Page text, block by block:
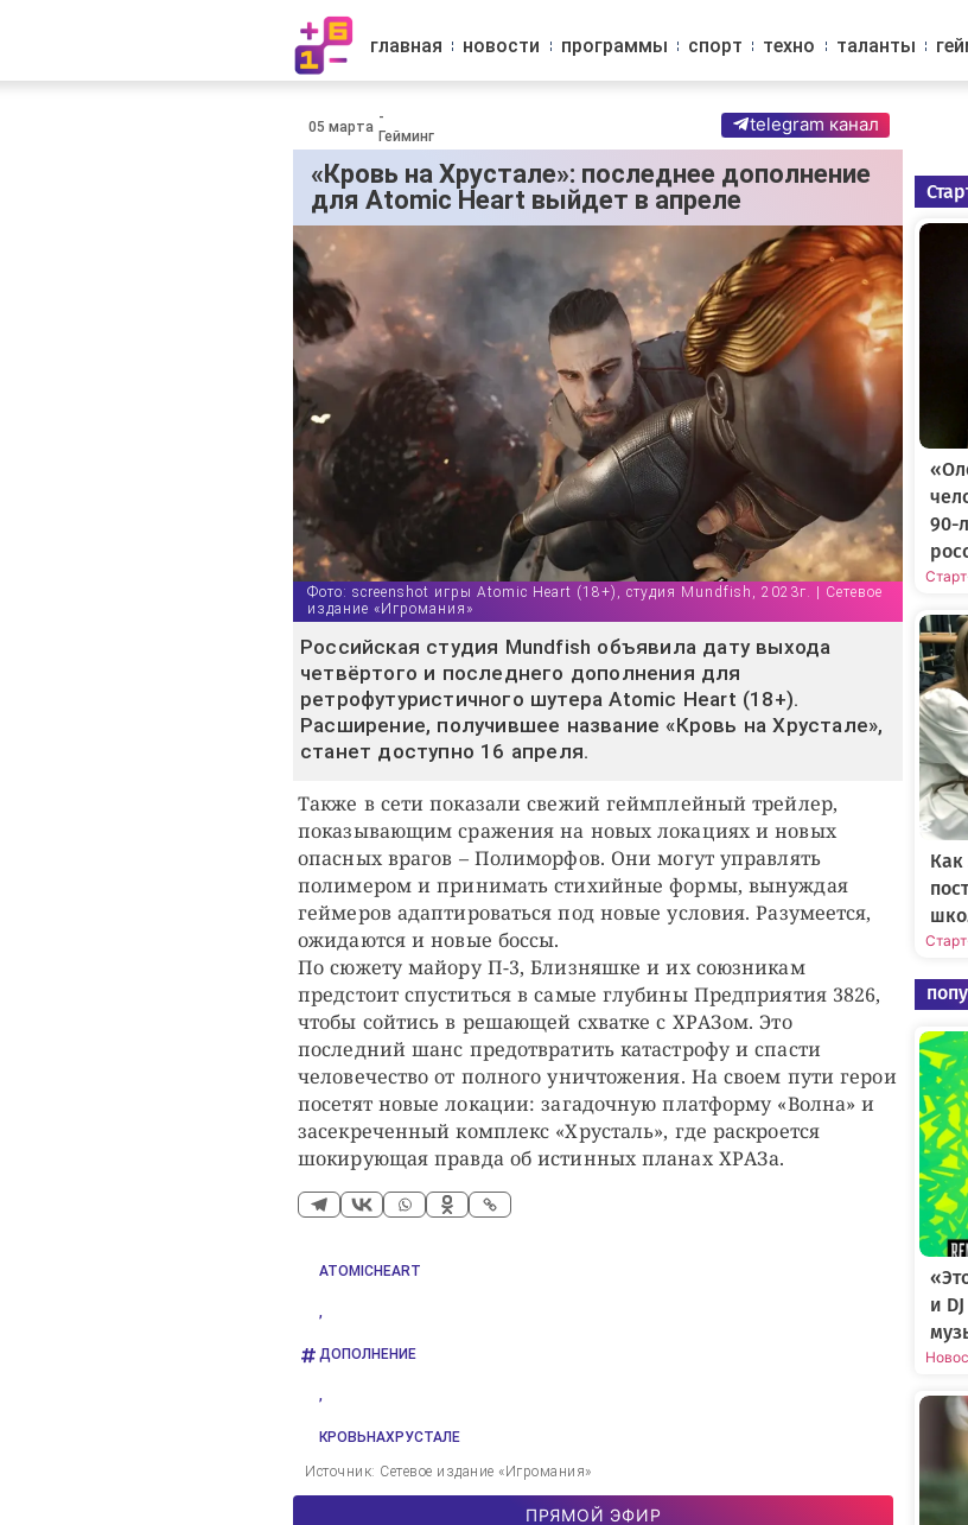
главная новости программы спорт техно таланты
05 марта
-
Гейминг
telegram канал
«Кровь на Хрустале»: последнее дополнение
для Atomic Heart выйдет в апреле
Фото: screenshot игры Atomic Heart (18+), студия Mundfish, 2023г. | Сетевое
издание «Игромания»
Российская студия Mundfish объявила дату выхода
четвёртого и последнего дополнения для
ретрофутуристичного шутера Atomic Heart (18+).
Расширение, получившее название «Кровь на Хрустале»,
станет доступно 16 апреля.
Также в сети показали свежий геймплейный трейлер,
показывающим сражения на новых локациях и новых
опасных врагов – Полиморфов. Они могут управлять
полимером и принимать стихийные формы, вынуждая
геймеров адаптироваться под новые условия. Разумеется,
ожидаются и новые боссы.
По сюжету майору П-3, Близняшке и их союзникам
предстоит спуститься в самые глубины Предприятия 3826,
чтобы сойтись в решающей схватке с ХРАЗом. Это
последний шанс предотвратить катастрофу и спасти
человечество от полного уничтожения. На своем пути герои
посетят новые локации: загадочную платформу «Волна» и
засекреченный комплекс «Хрусталь», где раскроется
шокирующая правда об истинных планах ХРАЗа.
ATOMICHEART
,
ДОПОЛНЕНИЕ
,
КРОВЬНАХРУСТАЛЕ
Источник: Сетевое издание «Игромания»
ПРЯМОЙ ЭФИР
90-
Как
и